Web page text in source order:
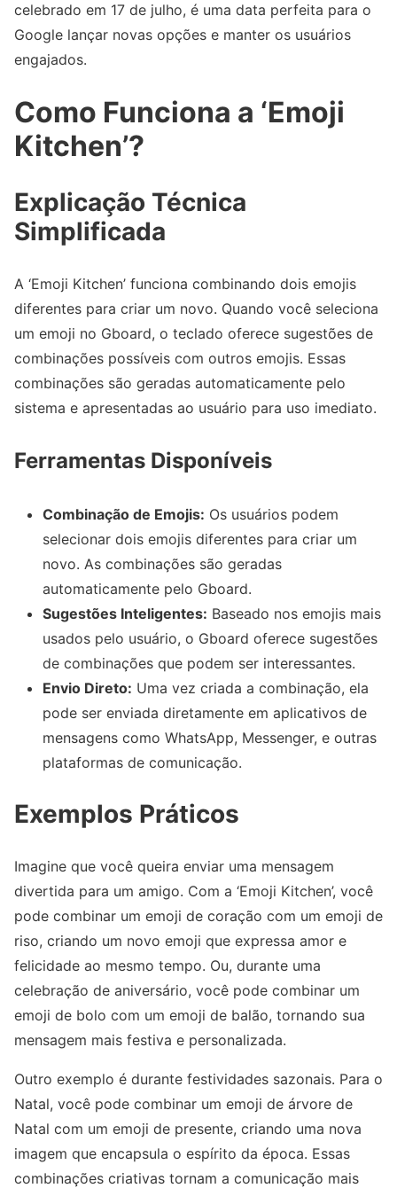
celebrado em 17 de julho, é uma data perfeita para o
Google lançar novas opções e manter os usuários
engajados.
Como Funciona a ‘Emoji
Kitchen’?
Explicação Técnica
Simplificada
A ‘Emoji Kitchen’ funciona combinando dois emojis
diferentes para criar um novo. Quando você seleciona
um emoji no Gboard, o teclado oferece sugestões de
combinações possíveis com outros emojis. Essas
combinações são geradas automaticamente pelo
sistema e apresentadas ao usuário para uso imediato.
Ferramentas Disponíveis
Combinação de Emojis: Os usuários podem
selecionar dois emojis diferentes para criar um
novo. As combinações são geradas
automaticamente pelo Gboard.
Sugestões Inteligentes: Baseado nos emojis mais
usados pelo usuário, o Gboard oferece sugestões
de combinações que podem ser interessantes.
Envio Direto: Uma vez criada a combinação, ela
pode ser enviada diretamente em aplicativos de
mensagens como WhatsApp, Messenger, e outras
plataformas de comunicação.
Exemplos Práticos
Imagine que você queira enviar uma mensagem
divertida para um amigo. Com a ‘Emoji Kitchen’, você
pode combinar um emoji de coração com um emoji de
riso, criando um novo emoji que expressa amor e
felicidade ao mesmo tempo. Ou, durante uma
celebração de aniversário, você pode combinar um
emoji de bolo com um emoji de balão, tornando sua
mensagem mais festiva e personalizada.
Outro exemplo é durante festividades sazonais. Para o
Natal, você pode combinar um emoji de árvore de
Natal com um emoji de presente, criando uma nova
imagem que encapsula o espírito da época. Essas
combinações criativas tornam a comunicação mais